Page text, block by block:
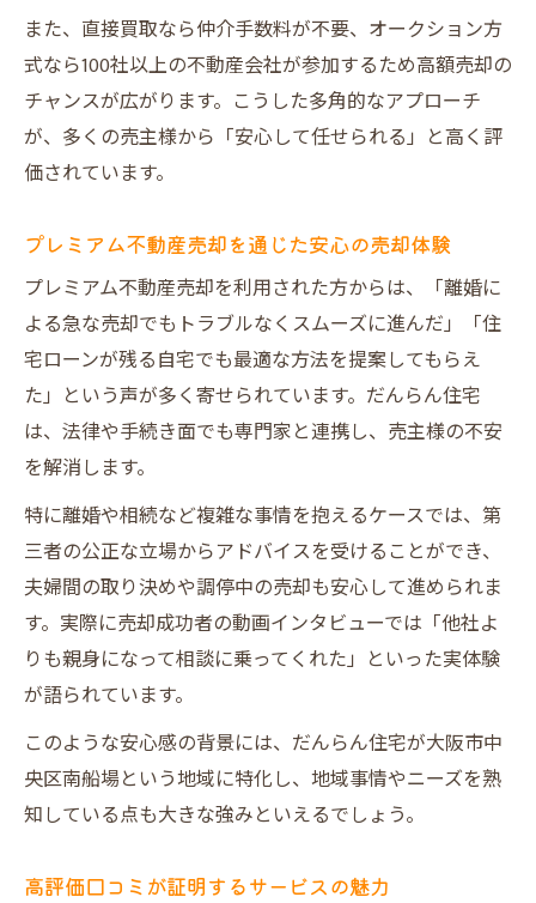
また、直接買取なら仲介手数料が不要、オークション方
式なら100社以上の不動産会社が参加するため高額売却の
チャンスが広がります。こうした多角的なアプローチ
が、多くの売主様から「安心して任せられる」と高く評
価されています。
プレミアム不動産売却を通じた安心の売却体験
プレミアム不動産売却を利用された方からは、「離婚に
よる急な売却でもトラブルなくスムーズに進んだ」「住
宅ローンが残る自宅でも最適な方法を提案してもらえ
た」という声が多く寄せられています。だんらん住宅
は、法律や手続き面でも専門家と連携し、売主様の不安
を解消します。
特に離婚や相続など複雑な事情を抱えるケースでは、第
三者の公正な立場からアドバイスを受けることができ、
夫婦間の取り決めや調停中の売却も安心して進められま
す。実際に売却成功者の動画インタビューでは「他社よ
りも親身になって相談に乗ってくれた」といった実体験
が語られています。
このような安心感の背景には、だんらん住宅が大阪市中
央区南船場という地域に特化し、地域事情やニーズを熟
知している点も大きな強みといえるでしょう。
高評価口コミが証明するサービスの魅力